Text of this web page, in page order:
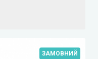
ЗАМОВНИЙ